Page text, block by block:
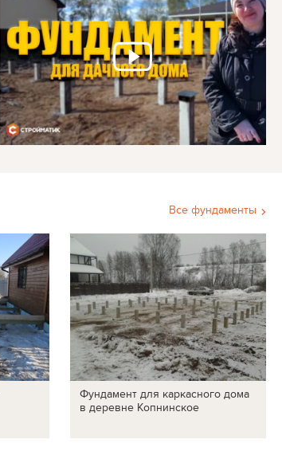
Все фундаменты
Фундамент для каркасного дома
в деревне Копнинское